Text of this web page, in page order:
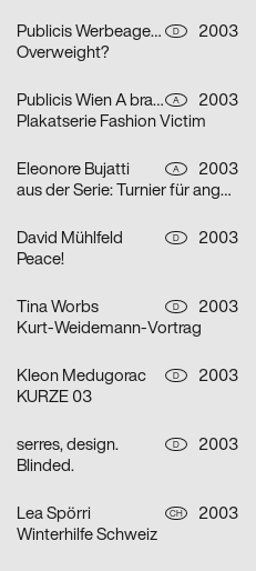
Publicis Werbeagentur GmbH D
2003
Overweight?
Publicis Wien A brand of Publicis Group Austria A
2003
Plakatserie Fashion Victim
Eleonore Bujatti A
2003
aus der Serie: Turnier für angewandten Fussball 3
David Mühlfeld D
2003
Peace!
Tina Worbs D
2003
Kurt-Weidemann-Vortrag
Kleon Medugorac D
2003
KURZE 03
serres, design. D
2003
Blinded.
Lea Spörri CH
2003
Winterhilfe Schweiz